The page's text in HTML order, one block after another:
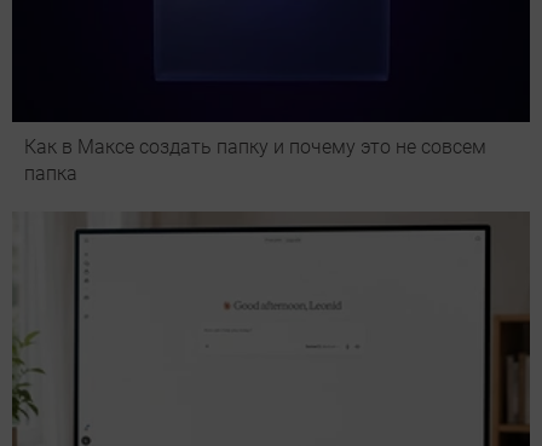
Как в Максе создать папку и почему это не совсем
папка